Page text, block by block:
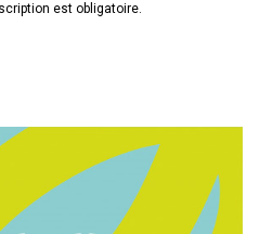
est obligatoire.